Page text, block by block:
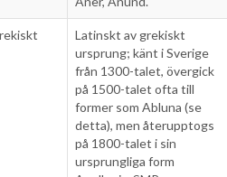
Latinskt av grekiskt
ursprung; känt i Sverige
från 1300-talet, övergick
på 1500-talet ofta till
former som Abluna (se
detta), men återupptogs
på 1800-talet i sin
ursprungliga form